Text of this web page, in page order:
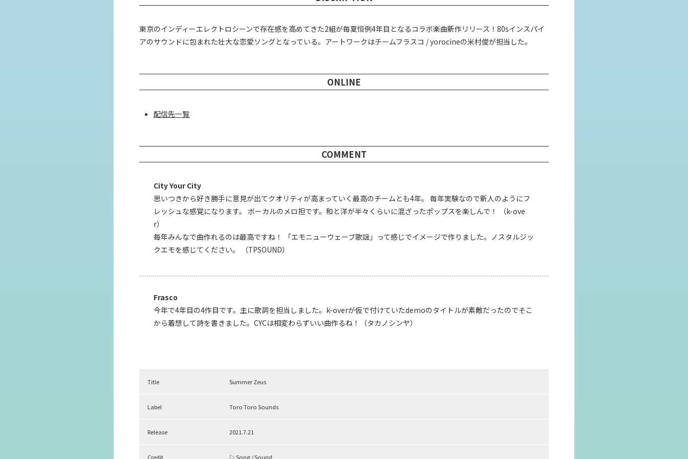
東京のインディーエレクトロシーンで存在感を高めてきた2組が毎夏恒例4年目となるコラボ楽曲新作リリース！80sインスパイ
アのサウンドに包まれた壮大な恋愛ソングとなっている。アートワークはチームフラスコ / yorocineの米村俊が担当した。
ONLINE
配信先一覧
COMMENT
City Your City
思いつきから好き勝手に意見が出てクオリティが高まっていく最高のチームとも4年。 毎年実験なので新人のようにフ
レッシュな感覚になります。 ボーカルのメロ担です。和と洋が半々くらいに混ざったポップスを楽しんで！ （k-ove
r）
毎年みんなで曲作れるのは最高ですね！ 「エモニューウェーブ歌謡」って感じでイメージで作りました。ノスタルジッ
クエモを感じてください。 （TPSOUND）
Frasco
今年で4年目の4作目です。主に歌詞を担当しました。k-overが仮で付けていたdemoのタイトルが素敵だったのでそこ
から着想して詩を書きました。CYCは相変わらずいい曲作るね！（タカノシンヤ）
Title Summer Zeus
Label Toro Toro Sounds
Release 2021.7.21
Credit ▷ Song / Sound